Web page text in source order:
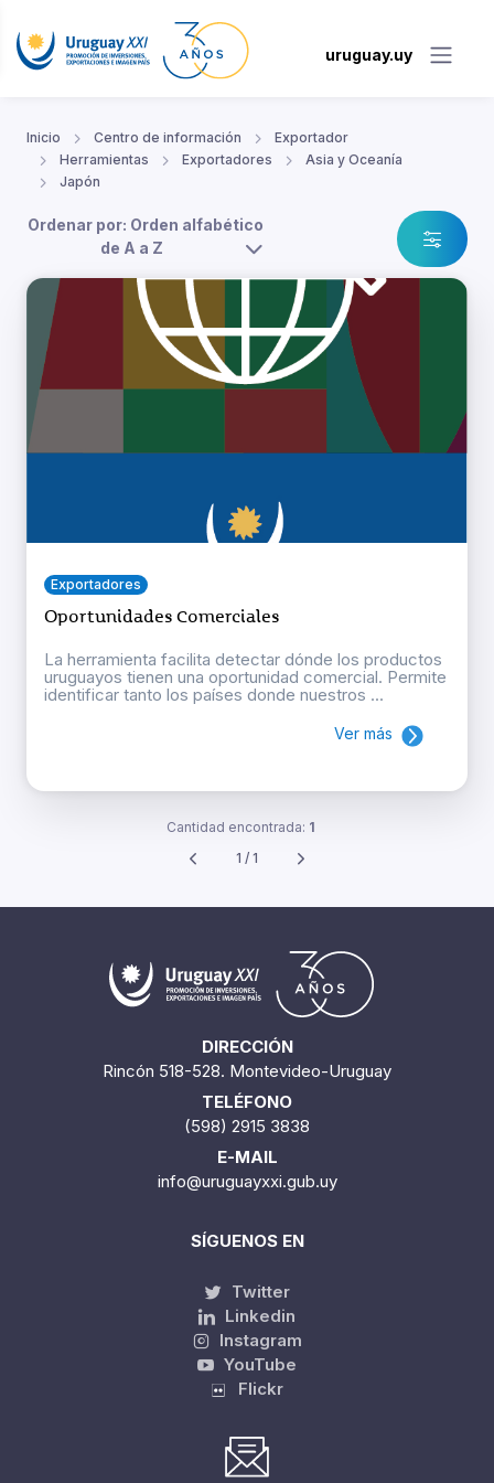
uruguay.uy
Inicio Centro de información
Exportador
Herramientas
Exportadores
Asia y Oceanía
Japón
Ordenar por: Orden alfabético
de A a Z
Exportadores
Oportunidades Comerciales
La herramienta facilita detectar dónde los productos
uruguayos tienen una oportunidad comercial. Permite
identificar tanto los países donde nuestros ...
Ver más
Cantidad encontrada: 1
1 / 1
DIRECCIÓN
Rincón 518-528. Montevideo-Uruguay
TELÉFONO
(598) 2915 3838
E-MAIL
info@uruguayxxi.gub.uy
SÍGUENOS EN
Twitter
Linkedin
Instagram
YouTube
Flickr